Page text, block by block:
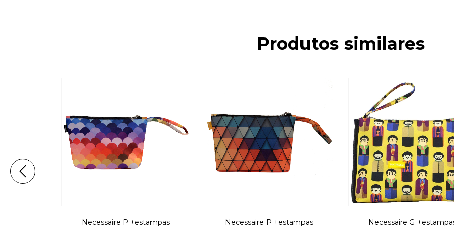
Produtos similares
Necessaire P +estampas Necessaire P +estampas Necessaire G